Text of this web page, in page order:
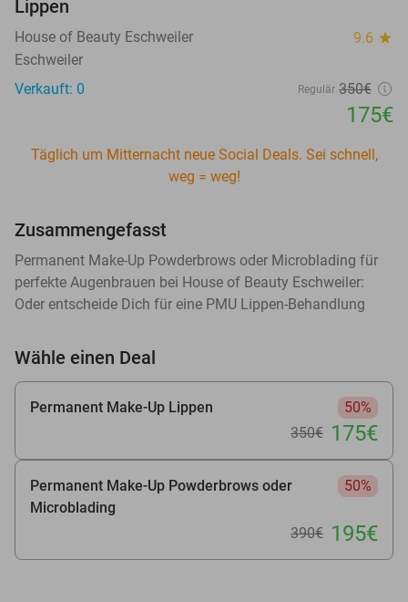
Lippen
House of Beauty Eschweiler 9.6 star
Eschweiler
Verkauft: 0
Regulär 350€
175€
Täglich um Mitternacht neue Social Deals. Sei schnell,
weg = weg!
Zusammengefasst
Permanent Make-Up Powderbrows oder Microblading für
perfekte Augenbrauen bei House of Beauty Eschweiler:
Oder entscheide Dich für eine PMU Lippen-Behandlung
Wähle einen Deal
Permanent Make-Up Lippen
50%
350€ 175€
Permanent Make-Up Powderbrows oder
Microblading
50%
390€ 195€